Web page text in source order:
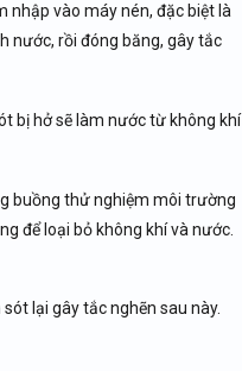
nhập vào máy nén, đặc biệt là
nước, rồi đóng băng, gây tắc
bị hở sẽ làm nước từ không khí
buồng thử nghiệm môi trường
để loại bỏ không khí và nước.
lại gây tắc nghẽn sau này.